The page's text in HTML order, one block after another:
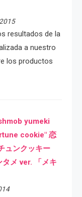
resultados de la
a nuestro
los productos
yumeki
cookie" 恋
ュンクッキー
メ ver. 「メキ